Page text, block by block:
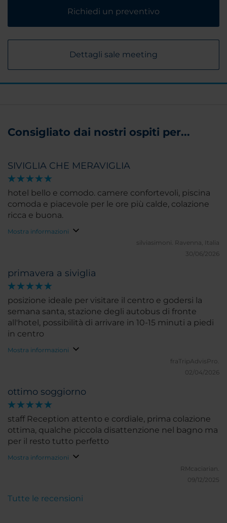
Richiedi un preventivo
Dettagli sale meeting
Consigliato dai nostri ospiti per...
SIVIGLIA CHE MERAVIGLIA
hotel bello e comodo. camere confortevoli, piscina
comoda e piacevole per le ore più calde, colazione
ricca e buona.
Mostra informazioni
silviasimoni. Ravenna, Italia
30/06/2026
primavera a siviglia
posizione ideale per visitare il centro e godersi la
semana santa, stazione degli autobus di fronte
all'hotel, possibilità di arrivare in 10-15 minuti a piedi
in centro
Mostra informazioni
fraTripAdvisPro.
02/04/2026
ottimo soggiorno
staff Reception attento e cordiale, prima colazione
ottima, qualche piccola disattenzione nel bagno ma
per il resto tutto perfetto
Mostra informazioni
RMcaciarian.
09/12/2025
Tutte le recensioni